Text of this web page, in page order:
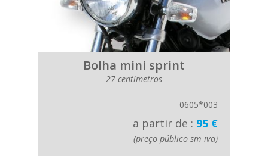
Bolha mini sprint
27 centímetros
0605*003
a partir de : 95 €
(preço público sm iva)